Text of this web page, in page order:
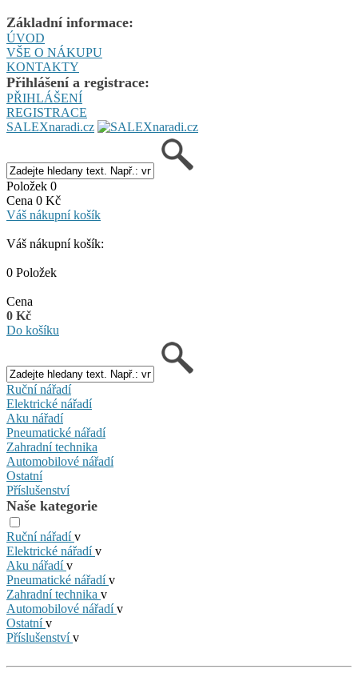
Základní informace:
ÚVOD
VŠE O NÁKUPU
KONTAKTY
Přihlášení a registrace:
PŘIHLÁŠENÍ
REGISTRACE
SALEXnaradi.cz
Položek 0
Cena 0 Kč
Váš nákupní košík
Váš nákupní košík:
0 Položek
Cena
0 Kč
Do košíku
Ruční nářadí
Elektrické nářadí
Aku nářadí
Pneumatické nářadí
Zahradní technika
Automobilové nářadí
Ostatní
Příslušenství
Naše kategorie
Ruční nářadív
Elektrické nářadív
Aku nářadív
Pneumatické nářadív
Zahradní technika v
Automobilové nářadív
Ostatnív
Příslušenstvív